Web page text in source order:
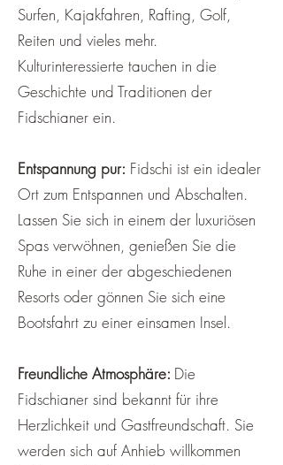
Surfen, Kajakfahren, Rafting, Golf,
Reiten und vieles mehr.
Kulturinteressierte tauchen in die
Geschichte und Traditionen der
Fidschianer ein.
Entspannung pur: Fidschi ist ein idealer
Ort zum Entspannen und Abschalten.
Lassen Sie sich in einem der luxuriösen
Spas verwöhnen, genießen Sie die
Ruhe in einer der abgeschiedenen
Resorts oder gönnen Sie sich eine
Bootsfahrt zu einer einsamen Insel.
Freundliche Atmosphäre: Die
Fidschianer sind bekannt für ihre
Herzlichkeit und Gastfreundschaft. Sie
werden sich auf Anhieb willkommen